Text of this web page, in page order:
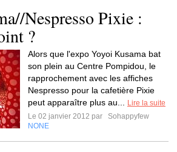
Nespresso Pixie :
?
Alors que l'expo Yoyoi Kusama bat
son plein au Centre Pompidou, le
rapprochement avec les affiches
Nespresso pour la cafetière Pixie
peut apparaître plus au...
Lire la suite
Le 02 janvier 2012 par
Sohappyfew
NONE